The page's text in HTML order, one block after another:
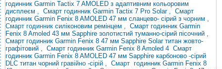
годинник Garmin Tactix 7 AMOLED з адаптивним кольоровим
дисплеєм , Смарт годинник Garmin Tactix 7 Pro Solar , Смарт
годинник Garmin Fenix ​​8 AMOLED 47 мм сланцево- сірий з чорним ,
Смарт годинник силіконовим ремінцем , Смарт годинник Garmin
Fenix ​​8 Amoled 43 мм Sapphire золотистий туманно-сірий пісочний ,
Смарт годинник Garmin Fenix ​​8 47 мм Sapphire Solar титан жовто-
графітовий , Смарт годинник Garmin Fenix ​​8 Amoled 4 Смарт
годинник Garmin Fenix ​​8 AMOLED 47 мм Sapphire карбоново -сірий
DLC титан чорний гравійно -сірій , Смарт годинник Garmin Fenix ​​8